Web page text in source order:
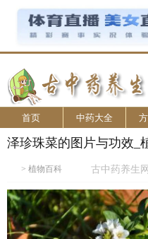
首页 中药大全
泽珍珠菜的图片与功效_
> 植物百科 古中药养生网